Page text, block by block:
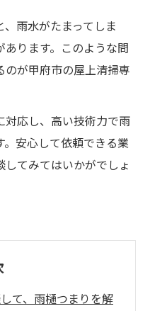
雨水がたまってしま
ります。このような問
が甲府市の屋上清掃専
応し、高い技術力で雨
安心して依頼できる業
てみてはいかがでしょ
て、雨樋つまりを解